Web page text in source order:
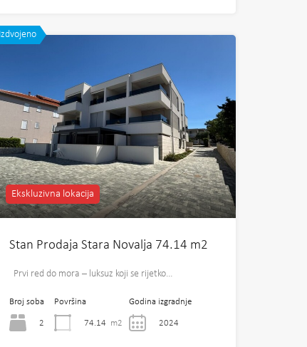
Izdvojeno
Ekskluzivna lokacija
Stan Prodaja Stara Novalja 74.14 m2
Prvi red do mora – luksuz koji se rijetko…
Broj soba
2
Površina
74.14 m2
Godina izgradnje
2024